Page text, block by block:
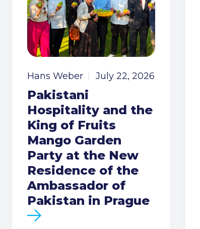
Hans Weber July 22, 2026
Pakistani
Hospitality and the
King of Fruits
Mango Garden
Party at the New
Residence of the
Ambassador of
Pakistan in Prague